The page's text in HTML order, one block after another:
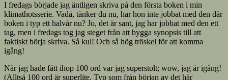
I fredags började jag äntligen skriva på den första boken i min
klimathotsserie. Vadå, tänker du nu, har hon inte jobbat med den där
boken i typ ett halvår nu? Jo, det är sant, jag har jobbat med den ett
tag, men i fredags tog jag steget från att bygga synopsis till att
faktiskt börja skriva. Så kul! Och så hög tröskel för att komma
igång!
När jag hade fått ihop 100 ord var jag superstolt; wow, jag är igång!
(Alltså 100 ord är superlite. Typ som från början av det här